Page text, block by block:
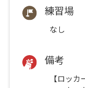
練習場
なし
備考
【ロッ